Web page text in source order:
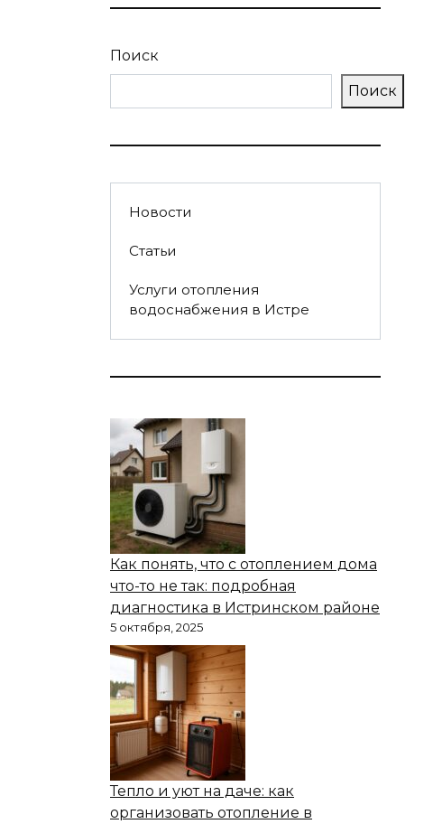
Поиск
Поиск
Новости
Статьи
Услуги отопления
водоснабжения в Истре
Как понять, что с отоплением дома
что-то не так: подробная
диагностика в Истринском районе
5 октября, 2025
Тепло и уют на даче: как
организовать отопление в